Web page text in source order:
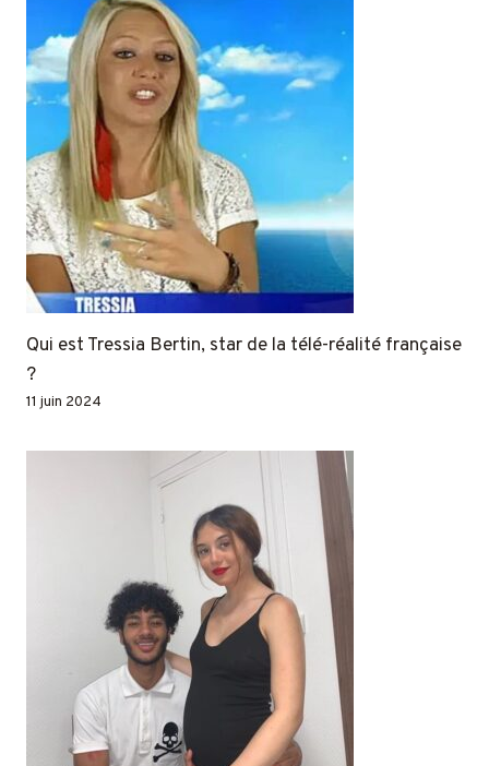
Qui est Tressia Bertin, star de la télé-réalité française
?
11 juin 2024